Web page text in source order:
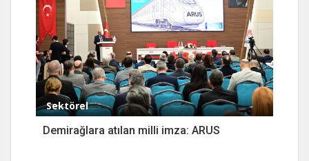
Sektörel
Demirağlara atılan milli imza: ARUS